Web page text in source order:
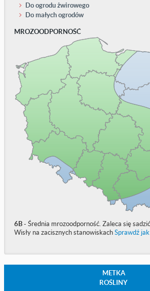
Do ogrodu żwirowego
Do małych ogrodów
MROZOODPORNOŚĆ
6B- Średnia mrozoodporność. Zaleca się
Wisły na zacisznych stanowiskachSprawdź jak
METKA
ROŚLINY